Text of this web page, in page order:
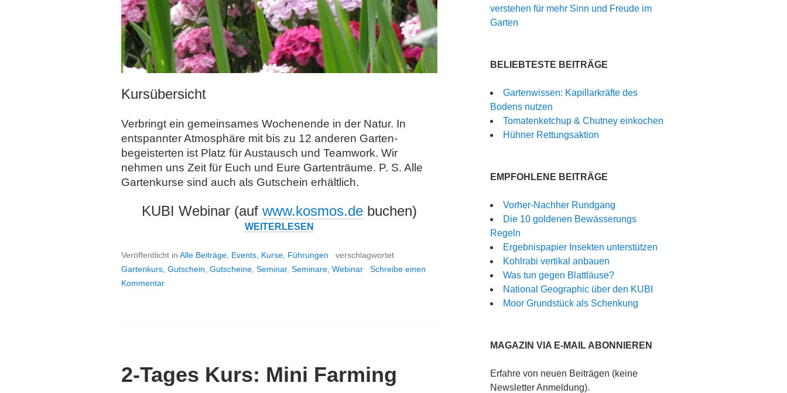
Kursübersicht
Verbringt ein gemeinsames Wochenende in der Natur. In
entspannter Atmosphäre mit bis zu 12 anderen Garten-
begeisterten ist Platz für Austausch und Teamwork. Wir
nehmen uns Zeit für Euch und Eure Gartenträume. P. S. Alle
Gartenkurse sind auch als Gutschein erhältlich.
KUBI Webinar (auf www.kosmos.de buchen) GARTENSEMINARE
WEITERLESEN
Veröffentlicht in Alle Beiträge Events, Kurse, Führungen
verschlagwortet
Gartenkurs Gutschein Gutscheine Seminar, Seminare Webinar
Schreibe einen
Kommentar
2-Tages Kurs: Mini Farming
verstehen für mehr Sinn und Freude im
Garten
BELIEBTESTE BEITRÄGE
Gartenwissen: Kapillarkräfte des
Bodens nutzen
Tomatenketchup & Chutney einkochen
Hühner Rettungsaktion
EMPFOHLENE BEITRÄGE
Vorher-Nachher Rundgang
Die 10 goldenen Bewässerungs
Regeln
Ergebnispapier Insekten unterstützen
Kohlrabi vertikal anbauen
Was tun gegen Blattläuse?
National Geographic über den KUBI
Moor Grundstück als Schenkung
MAGAZIN VIA E-MAIL ABONNIEREN
Erfahre von neuen Beiträgen (keine
Newsletter Anmeldung).